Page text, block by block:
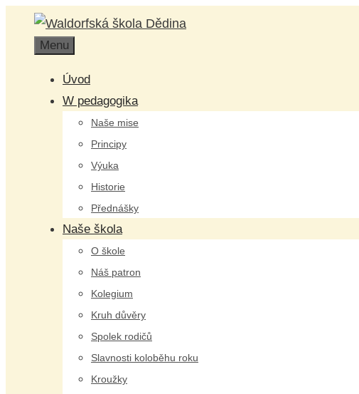
Přeskočit
obsah
Menu
Úvod
W pedagogika
Naše mise
Principy
Výuka
Historie
Přednášky
Naše škola
O škole
Náš patron
Kolegium
Kruh důvěry
Spolek rodičů
Slavnosti koloběhu roku
Kroužky